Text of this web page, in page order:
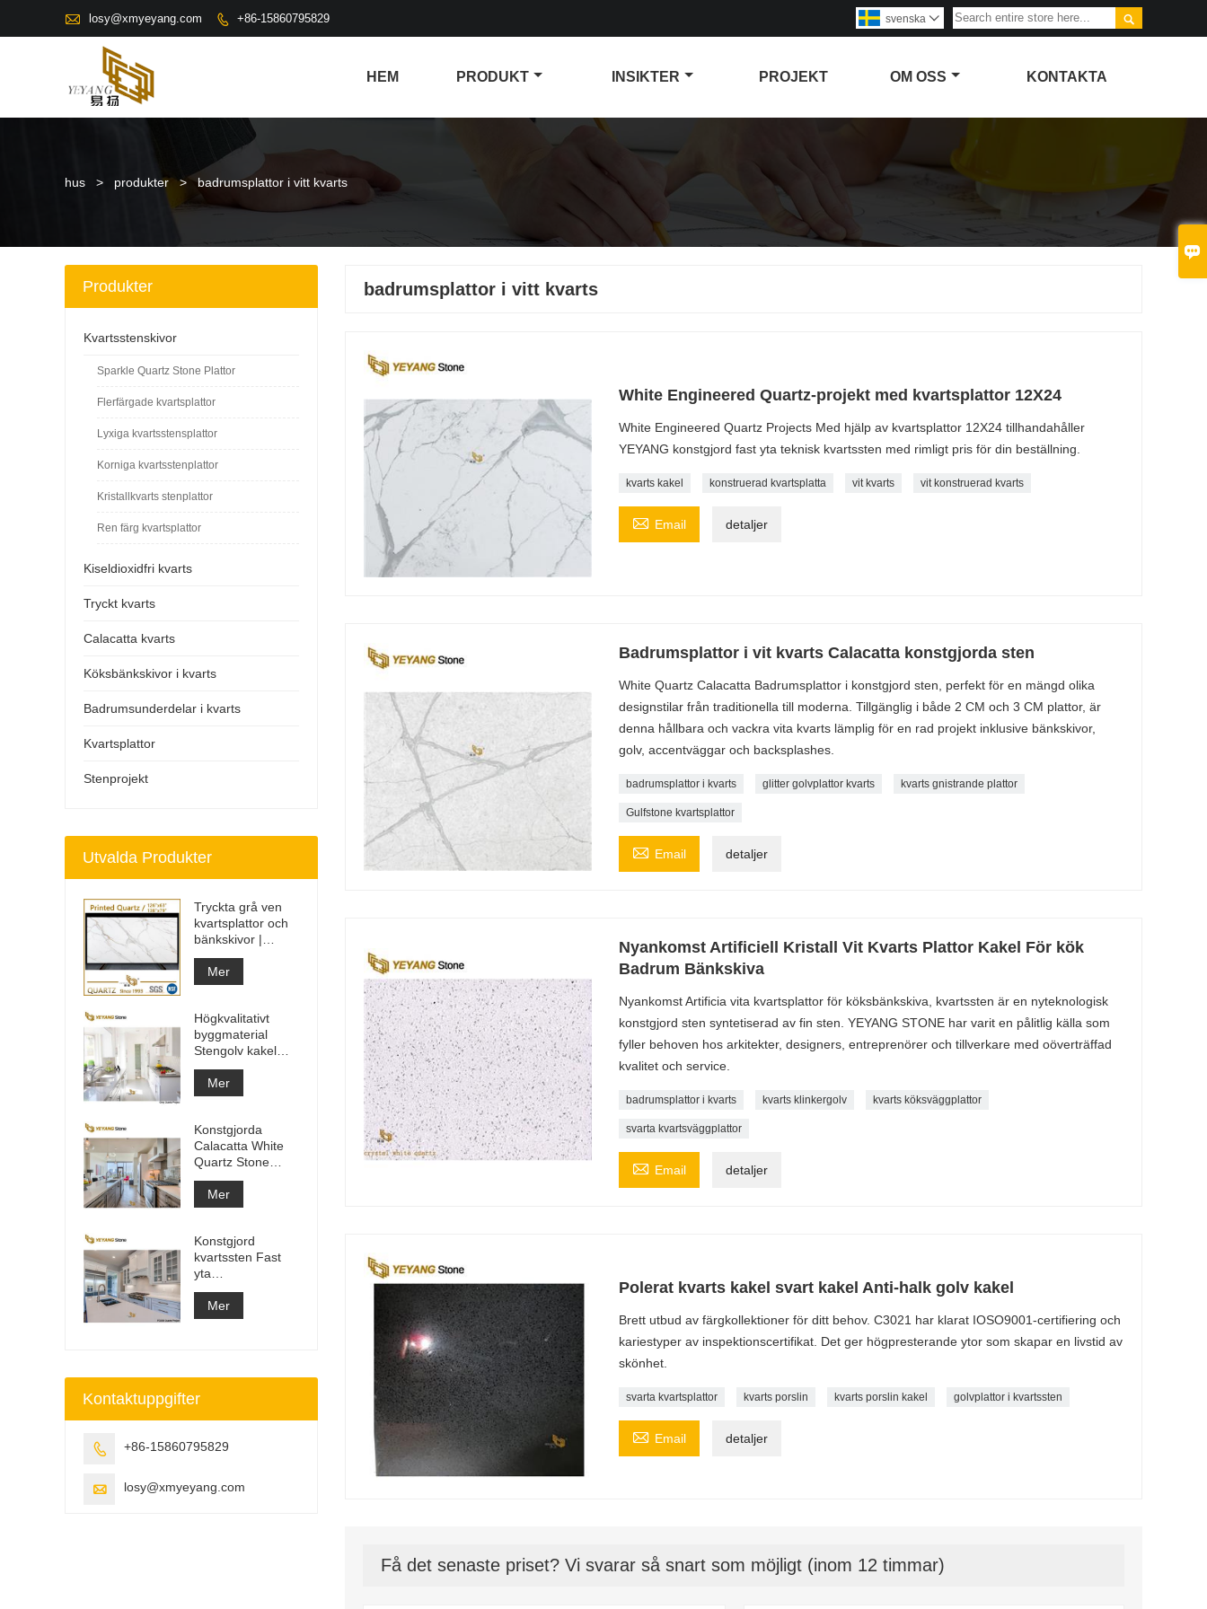

 losy@xmyeyang.com  +86-15860795829 
svenska 
HEM PRODUKT INSIKTER PROJEKT OM OSS KONTAKTA
hus > produkter > badrumsplattor i vitt kvarts
badrumsplattor i vitt kvarts
White Engineered Quartz-projekt med kvartsplattor 12X24
White Engineered Quartz Projects Med hjälp av kvartsplattor 12X24 tillhandahåller
YEYANG konstgjord fast yta teknisk kvartssten med rimligt pris för din beställning.
kvarts kakel konstruerad kvartsplatta vit kvarts vit konstruerad kvarts
 Email detaljer
Badrumsplattor i vit kvarts Calacatta konstgjorda sten
White Quartz Calacatta Badrumsplattor i konstgjord sten, perfekt för en mängd olika
designstilar från traditionella till moderna. Tillgänglig i både 2 CM och 3 CM plattor, är
denna hållbara och vackra vita kvarts lämplig för en rad projekt inklusive bänkskivor,
golv, accentväggar och backsplashes.
badrumsplattor i kvarts glitter golvplattor kvarts kvarts gnistrande plattor
Gulfstone kvartsplattor
 Email detaljer
Nyankomst Artificiell Kristall Vit Kvarts Plattor Kakel För kök
Badrum Bänkskiva
Nyankomst Artificia vita kvartsplattor för köksbänkskiva, kvartssten är en nyteknologisk
konstgjord sten syntetiserad av fin sten. YEYANG STONE har varit en pålitlig källa som
fyller behoven hos arkitekter, designers, entreprenörer och tillverkare med oöverträffad
kvalitet och service.
badrumsplattor i kvarts kvarts klinkergolv kvarts köksväggplattor
svarta kvartsväggplattor
 Email detaljer
Polerat kvarts kakel svart kakel Anti-halk golv kakel
Brett utbud av färgkollektioner för ditt behov. C3021 har klarat IOSO9001-certifiering och
kariestyper av inspektionscertifikat. Det ger högpresterande ytor som skapar en livstid av
skönhet.
svarta kvartsplattor kvarts porslin kvarts porslin kakel golvplattor i kvartssten
 Email detaljer
Få det senaste priset? Vi svarar så snart som möjligt (inom 12 timmar)
Produkter
Kvartsstenskivor
Sparkle Quartz Stone Plattor
Flerfärgade kvartsplattor
Lyxiga kvartsstensplattor
Korniga kvartsstenplattor
Kristallkvarts stenplattor
Ren färg kvartsplattor
Kiseldioxidfri kvarts
Tryckt kvarts
Calacatta kvarts
Köksbänkskivor i kvarts
Badrumsunderdelar i kvarts
Kvartsplattor
Stenprojekt
Utvalda Produkter
Tryckta grå ven
kvartsplattor och
bänkskivor |
Helkroppstryckt
kvarts PQ005
Mer
Högkvalitativt
byggmaterial
Stengolv kakel
ljusgrå projekt
Mer
Konstgjorda
Calacatta White
Quartz Stone
Bänkskiva &
Vanity Top & Work
Top Slab
Mer
Konstgjord
kvartssten Fast
yta
Byggmaterialleverantör
Mer
Kontaktuppgifter
 +86-15860795829
 losy@xmyeyang.com